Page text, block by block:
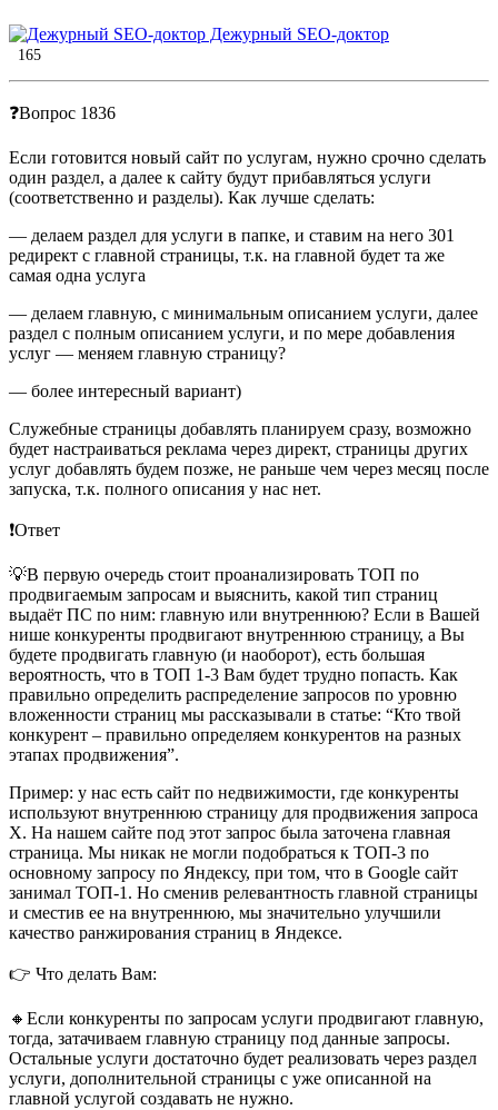
Дежурный SEO-доктор
165
❓Вопрос 1836
Если готовится новый сайт по услугам, нужно срочно сделать
один раздел, а далее к сайту будут прибавляться услуги
(соответственно и разделы). Как лучше сделать:
— делаем раздел для услуги в папке, и ставим на него 301
редирект с главной страницы, т.к. на главной будет та же
самая одна услуга
— делаем главную, с минимальным описанием услуги, далее
раздел с полным описанием услуги, и по мере добавления
услуг — меняем главную страницу?
— более интересный вариант)
Служебные страницы добавлять планируем сразу, возможно
будет настраиваться реклама через директ, страницы других
услуг добавлять будем позже, не раньше чем через месяц после
запуска, т.к. полного описания у нас нет.
❗️Ответ
💡В первую очередь стоит проанализировать ТОП по
продвигаемым запросам и выяснить, какой тип страниц
выдаёт ПС по ним: главную или внутреннюю? Если в Вашей
нише конкуренты продвигают внутреннюю страницу, а Вы
будете продвигать главную (и наоборот), есть большая
вероятность, что в ТОП 1-3 Вам будет трудно попасть. Как
правильно определить распределение запросов по уровню
вложенности страниц мы рассказывали в статье: “Кто твой
конкурент – правильно определяем конкурентов на разных
этапах продвижения”.
Пример: у нас есть сайт по недвижимости, где конкуренты
используют внутреннюю страницу для продвижения запроса
Х. На нашем сайте под этот запрос была заточена главная
страница. Мы никак не могли подобраться к ТОП-3 по
основному запросу по Яндексу, при том, что в Google сайт
занимал ТОП-1. Но сменив релевантность главной страницы
и сместив ее на внутреннюю, мы значительно улучшили
качество ранжирования страниц в Яндексе.
👉 Что делать Вам:
🔸Если конкуренты по запросам услуги продвигают главную,
тогда, затачиваем главную страницу под данные запросы.
Остальные услуги достаточно будет реализовать через раздел
услуги, дополнительной страницы с уже описанной на
главной услугой создавать не нужно.